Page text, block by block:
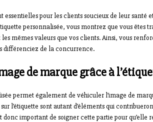
essentielles pour les clients soucieux de leur santé
personnalisée, vous montrez que vous êtes
les mêmes valeurs que vos clients. Ainsi, vous
différenciez de la concurrence.
de marque grâce à
permet également de véhiculer l’image de
l’étiquette sont autant d’éléments qui
donc important de soigner cette partie pour qu’elle